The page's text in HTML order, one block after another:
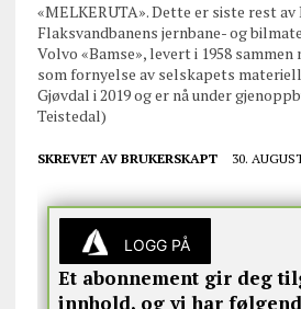
«MELKERUTA». Dette er siste rest
Flaksvandbanens jernbane- og
Volvo «Bamse», levert i 1958
som fornyelse av selskapets
Gjøvdal i 2019 og er nå under
Teistedal)
SKREVET AV BRUKERSKAPT 30.
LOGG PÅ
Et abonnement gir deg
innhold, og vi har